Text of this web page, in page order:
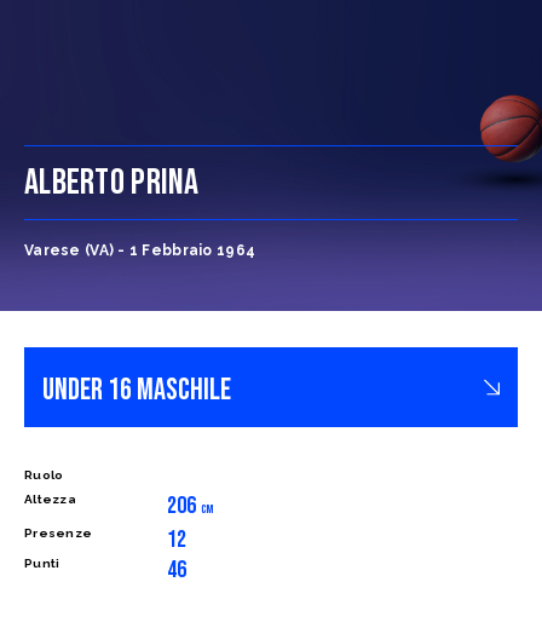
ALBERTO PRINA
Varese (VA) - 1 Febbraio 1964
Ruolo
Altezza
206CM
Presenze 12
Punti 46